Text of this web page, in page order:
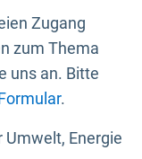
Zugang
zum Thema
uns an. Bitte
.
Energie